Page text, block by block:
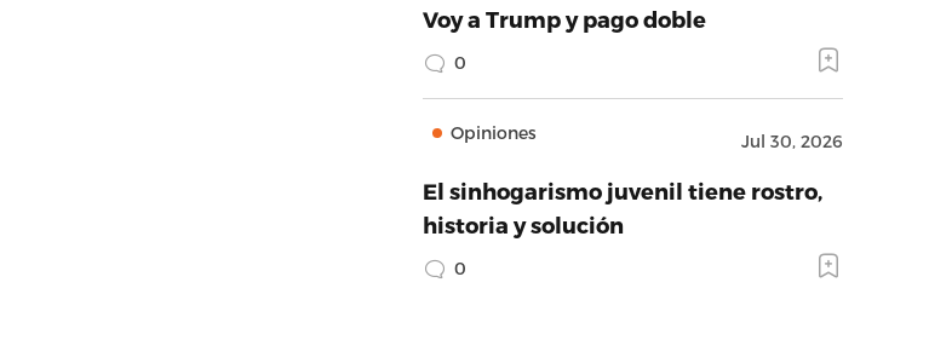
Voy a Trump y pago doble
0
Opiniones Jul 30, 2026
El sinhogarismo juvenil tiene rostro,
historia y solución
0